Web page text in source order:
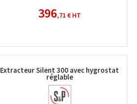
396,71 € HT
Extracteur Silent 300 avec hygrostat
réglable